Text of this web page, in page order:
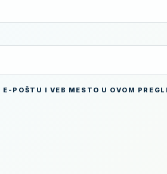
POŠTU I VEB MESTO U OVOM